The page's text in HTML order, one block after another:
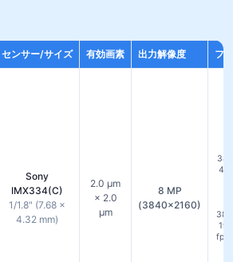
センサー/サイズ 有効画素 出力解像度 フ
Sony
IMX334(C)
1/1.8" (7.68 ×
4.32 mm)
2.0 µm
× 2.0
µm
8 MP
(3840×2160)
45
fps